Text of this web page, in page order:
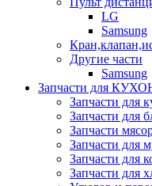
LG
Samsung
Другие части
Samsung
Запчасти для
Запчасти для
Запчасти для
Запчасти
Запчасти для
Запчасти для
Запчасти для